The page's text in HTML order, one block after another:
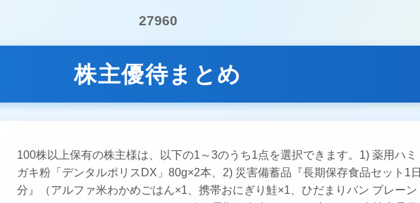
27960
株主優待まとめ
100株以上保有の株主様は、以下の1～3のうち1点を選択できます。1) 薬用ハミ
ガキ粉「デンタルポリスDX」80g×2本、2) 災害備蓄品『長期保存食品セット1日
分』（アルファ米わかめごはん×1、携帯おにぎり鮭×1、ひだまりパン プレーン